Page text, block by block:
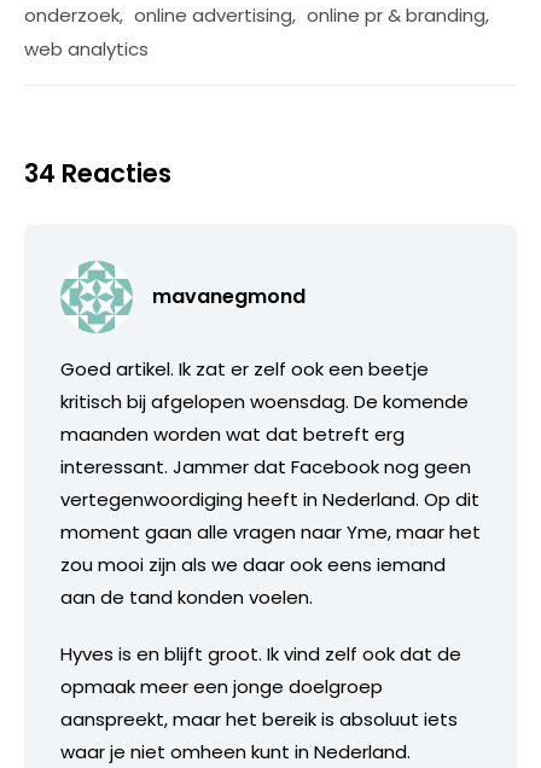
onderzoek, online advertising, online pr & branding,
web analytics
34 Reacties
mavanegmond
Goed artikel. Ik zat er zelf ook een beetje
kritisch bij afgelopen woensdag. De komende
maanden worden wat dat betreft erg
interessant. Jammer dat Facebook nog geen
vertegenwoordiging heeft in Nederland. Op dit
moment gaan alle vragen naar Yme, maar het
zou mooi zijn als we daar ook eens iemand
aan de tand konden voelen.
Hyves is en blijft groot. Ik vind zelf ook dat de
opmaak meer een jonge doelgroep
aanspreekt, maar het bereik is absoluut iets
waar je niet omheen kunt in Nederland.